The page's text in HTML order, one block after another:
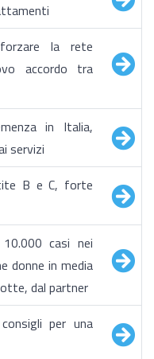
la rete
accordo tra
in Italia,
servizi
B e C, forte
casi nei
donne in media
dal partner
per una